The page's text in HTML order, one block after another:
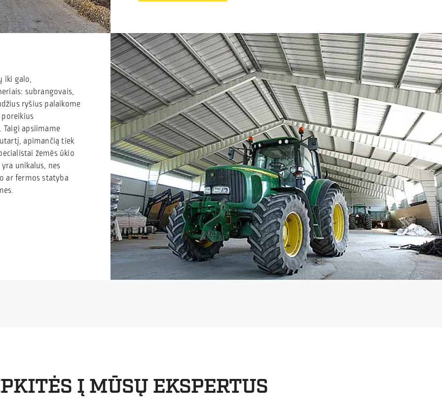
iki galo,
subrangovais,
ryšius palaikome
apsiimame
apimančią tiek
žemės ūkio
unikalus, nes
ar fermos statyba
Į MŪSŲ EKSPERTUS